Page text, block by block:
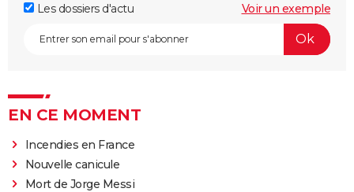
Les dossiers d'actu
Voir un exemple
EN CE MOMENT
Incendies en France
Nouvelle canicule
Mort de Jorge Messi